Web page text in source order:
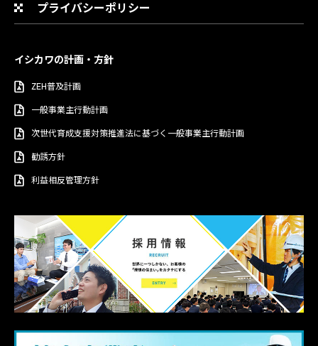
プライバシーポリシー
イシカワの計画・方針
ZEH普及計画
一般事業主行動計画
次世代育成支援対策推進法に基づく一般事業主行動計画
勧誘方針
利益相反管理方針